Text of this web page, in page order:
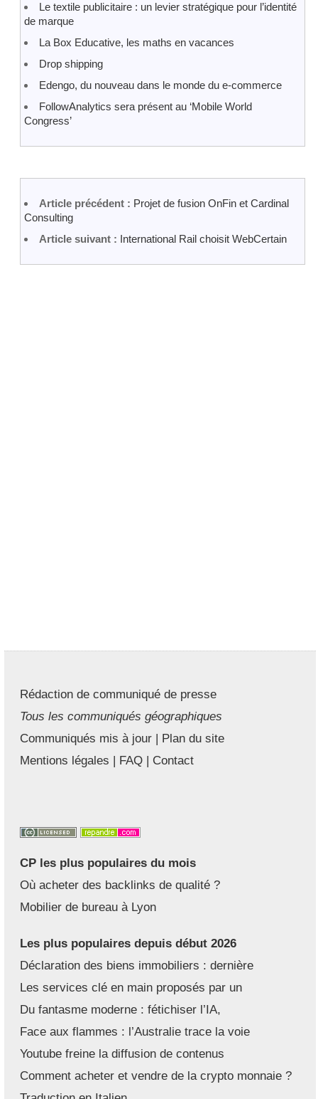
Le textile publicitaire : un levier stratégique pour l’identité
de marque
La Box Educative, les maths en vacances
Drop shipping
Edengo, du nouveau dans le monde du e-commerce
FollowAnalytics sera présent au ‘Mobile World
Congress’
Article précédent : Projet de fusion OnFin et Cardinal
Consulting
Article suivant : International Rail choisit WebCertain
Rédaction de communiqué de presse
Tous les communiqués géographiques
Communiqués mis à jour | Plan du site
Mentions légales | FAQ | Contact
CP les plus populaires du mois
Où acheter des backlinks de qualité ?
Mobilier de bureau à Lyon
Les plus populaires depuis début 2026
Déclaration des biens immobiliers : dernière
Les services clé en main proposés par un
Du fantasme moderne : fétichiser l’IA,
Face aux flammes : l’Australie trace la voie
Youtube freine la diffusion de contenus
Comment acheter et vendre de la crypto monnaie ?